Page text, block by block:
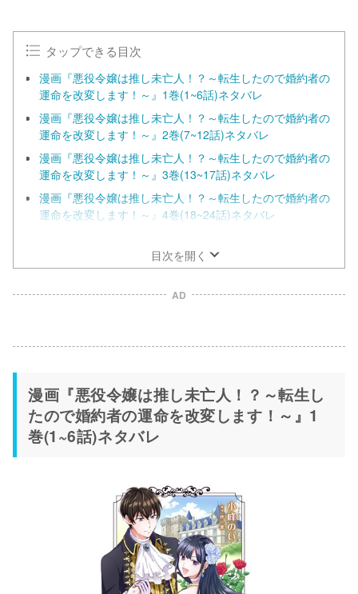
タップできる目次
漫画『悪役令嬢は推し未亡人！？～転生したので婚約者の
運命を改変します！～』1巻(1~6話)ネタバレ
漫画『悪役令嬢は推し未亡人！？～転生したので婚約者の
運命を改変します！～』2巻(7~12話)ネタバレ
漫画『悪役令嬢は推し未亡人！？～転生したので婚約者の
運命を改変します！～』3巻(13~17話)ネタバレ
漫画『悪役令嬢は推し未亡人！？～転生したので婚約者の
運命を改変します！～』4巻(18~24話)ネタバレ
運命を改変します！～』5巻(25~最新巻)ネタバレ
目次を開く
AD
漫画『悪役令嬢は推し未亡人！？～転生し
たので婚約者の運命を改変します！～』1
巻(1~6話)ネタバレ